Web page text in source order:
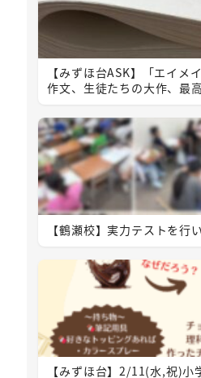
【みずほ台ASK】「エイメ
作文、生徒たちの大作、最
【鶴瀬校】実力テストを行
【みずほ台】2/11(水,祝)小